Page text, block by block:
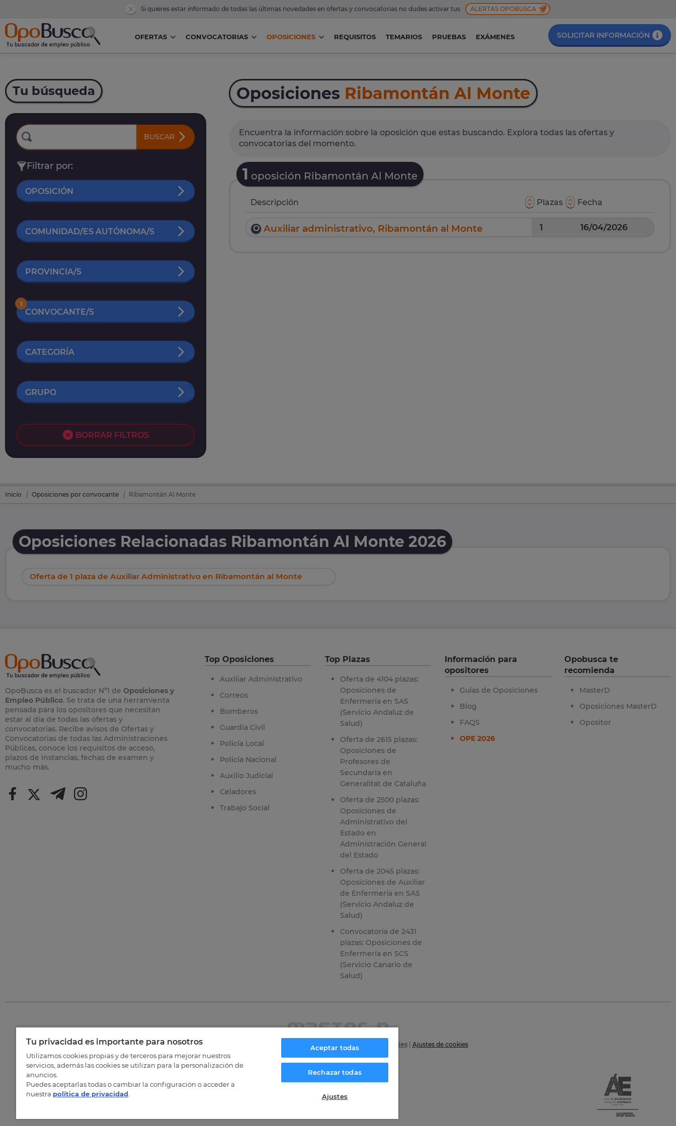
Si quieres estar informado de todas las últimas novedades en ofertas y convocatorias no dudes activar tus ALERTAS OPOBUSCA
OFERTAS CONVOCATORIAS OPOSICIONES REQUISITOS TEMARIOS PRUEBAS EXÁMENES SOLICITAR INFORMACIÓN
Tu búsqueda
BUSCAR
Filtrar por:
OPOSICIÓN
COMUNIDAD/ES AUTÓNOMA/S
PROVINCIA/S
CONVOCANTE/S
1
CATEGORÍA
GRUPO
BORRAR FILTROS
Oposiciones Ribamontán Al Monte
Encuentra la información sobre la oposición que estas buscando. Explora todas las ofertas y
convocatorias del momento.
1 oposición Ribamontán Al Monte
Descripción Plazas Fecha
Auxiliar administrativo, Ribamontán al Monte 1 16/04/2026
Inicio Oposiciones por convocante Ribamontán Al Monte
Oposiciones Relacionadas Ribamontán Al Monte 2026
Oferta de 1 plaza de Auxiliar Administrativo en Ribamontán al Monte
OpoBusca es el buscador Nº1 de Oposiciones y
Empleo Público. Se trata de una herramienta
pensada para los opositores que necesitan
estar al día de todas las ofertas y
convocatorias. Recibe avisos de Ofertas y
Convocatorias de todas las Administraciones
Públicas, conoce los requisitos de acceso,
plazos de instancias, fechas de examen y
mucho más.
Top Oposiciones
Auxiliar Administrativo
Correos
Bomberos
Guardia Civil
Policía Local
Policía Nacional
Auxilio Judicial
Celadores
Trabajo Social
Top Plazas
Oferta de 4104 plazas:
Oposiciones de
Enfermería en SAS
(Servicio Andaluz de
Salud)
Oferta de 2615 plazas:
Oposiciones de
Profesores de
Secundaria en
Generalitat de Cataluña
Oferta de 2500 plazas:
Oposiciones de
Administrativo del
Estado en
Administración General
del Estado
Oferta de 2045 plazas:
Oposiciones de Auxiliar
de Enfermería en SAS
(Servicio Andaluz de
Salud)
Convocatoria de 2431
plazas: Oposiciones de
Enfermería en SCS
(Servicio Canario de
Salud)
Información para
opositores
Guías de Oposiciones
Blog
FAQS
OPE 2026
Opobusca te
recomienda
MasterD
Oposiciones MasterD
Opositor
Política de privacidad| Política de Cookies| Ajustes de cookies
Tu privacidad es importante para nosotros
Utilizamos cookies propias y de terceros para mejorar nuestros
servicios, además las cookies se utilizan para la personalización de
anuncios.
Puedes aceptarlas todas o cambiar la configuración o acceder a
nuestra política de privacidad
Aceptar todas
Rechazar todas
Ajustes